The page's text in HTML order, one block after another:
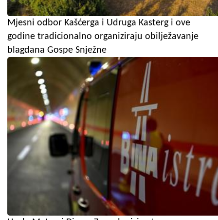
Mjesni odbor Kašćerga i Udruga Kasterg i ove
godine tradicionalno organiziraju obilježavanje
blagdana Gospe Snježne